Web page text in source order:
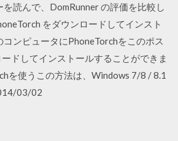
読んで、DomRunner の評価を比較し
をダウンロードしてインスト
ンピュータにPhoneTorchをこのポス
ドしてインストールすることができま
を使うこの方法は、Windows 7/8 / 8.1
03/02